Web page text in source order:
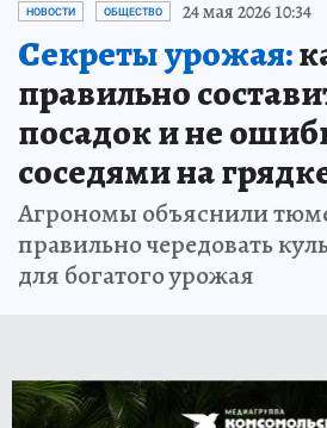
НОВОСТИ ОБЩЕСТВО 24 мая 2026 10:34
Секреты урожая:
правильно
посадок и не
соседями на
Агрономы объяснили
правильно чередовать
для богатого урожая